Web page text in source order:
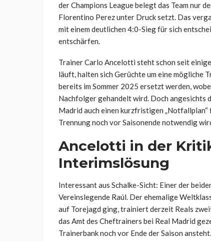
der Champions League belegt das Team nur
Florentino Perez unter Druck setzt. Das
mit einem deutlichen 4:0-Sieg für sich
entschärfen.
Trainer Carlo Ancelotti steht schon seit
läuft, halten sich Gerüchte um eine mögliche
bereits im Sommer 2025 ersetzt werden,
Nachfolger gehandelt wird. Doch angesichts
Madrid auch einen kurzfristigen
Trennung noch vor Saisonende notwendig
Ancelotti in der
Interimslösung
Interessant aus Schalke-Sicht: Einer der
Vereinslegende Raúl. Der ehemalige
auf Torejagd ging, trainiert derzeit Reals
das Amt des Cheftrainers bei Real Madrid
Trainerbank noch vor Ende der Saison ansteht.